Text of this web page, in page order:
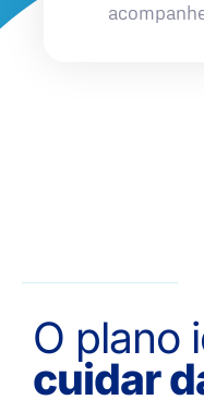
O plano
cuidar